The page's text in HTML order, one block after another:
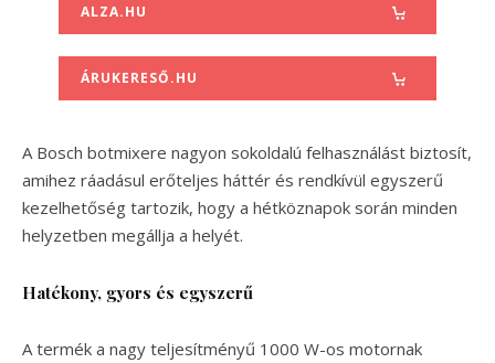
ALZA.HU
ÁRUKERESŐ.HU
A Bosch botmixere nagyon sokoldalú felhasználást biztosít,
amihez ráadásul erőteljes háttér és rendkívül egyszerű
kezelhetőség tartozik, hogy a hétköznapok során minden
helyzetben megállja a helyét.
Hatékony, gyors és egyszerű
A termék a nagy teljesítményű 1000 W-os motornak